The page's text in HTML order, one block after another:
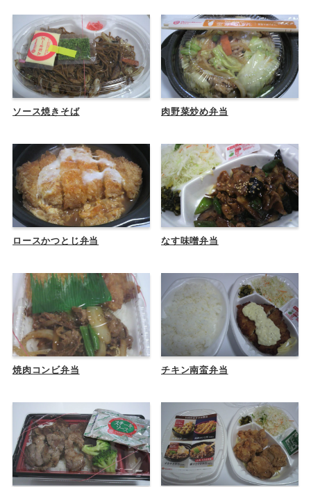
ソース焼きそば 肉野菜炒め弁当
ロースかつとじ弁当 なす味噌弁当
焼肉コンビ弁当 チキン南蛮弁当